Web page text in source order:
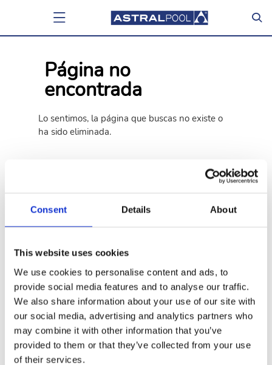
Consent Details About
This website uses cookies
We use cookies to personalise content and ads, to
provide social media features and to analyse our traffic.
We also share information about your use of our site with
our social media, advertising and analytics partners who
may combine it with other information that you’ve
provided to them or that they’ve collected from your use
of their services.
Página no
encontrada
Lo sentimos, la página que buscas no existe o
ha sido eliminada.